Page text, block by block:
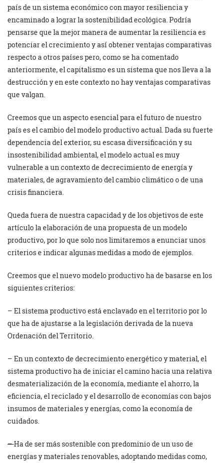
país de un sistema económico con mayor resiliencia y
encaminado a lograr la sostenibilidad ecológica. Podría
pensarse que la mejor manera de aumentar la resiliencia es
potenciar el crecimiento y así obtener ventajas comparativas
respecto a otros países pero, como se ha comentado
anteriormente, el capitalismo es un sistema que nos lleva a la
destrucción y en este contexto no hay ventajas comparativas
que valgan.
Creemos que un aspecto esencial para el futuro de nuestro
país es el cambio del modelo productivo actual. Dada su fuerte
dependencia del exterior, su escasa diversificación y su
insostenibilidad ambiental, el modelo actual es muy
vulnerable a un contexto de decrecimiento de energía y
materiales, de agravamiento del cambio climático o de una
crisis financiera.
Queda fuera de nuestra capacidad y de los objetivos de este
artículo la elaboración de una propuesta de un modelo
productivo, por lo que solo nos limitaremos a enunciar unos
criterios e indicar algunas medidas a modo de ejemplos.
Creemos que el nuevo modelo productivo ha de basarse en los
siguientes criterios:
– El sistema productivo está enclavado en el territorio por lo
que ha de ajustarse a la legislación derivada de la nueva
Ordenación del Territorio.
– En un contexto de decrecimiento energético y material, el
sistema productivo ha de iniciar el camino hacia una relativa
desmaterialización de la economía, mediante el ahorro, la
eficiencia, el reciclado y el desarrollo de economías con bajos
insumos de materiales y energías, como la economía de
cuidados.
–Ha de ser más sostenible con predominio de un uso de
energías y materiales renovables, adoptando medidas como,